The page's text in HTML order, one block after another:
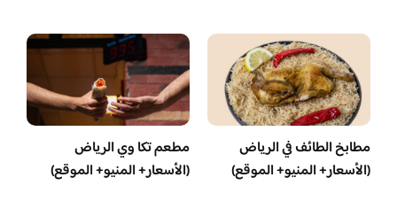
مطابخ الطائف في الرياض
(الأسعار+ المنيو+ الموقع)
مطعم تكا وي الرياض
(الأسعار+ المنيو+ الموقع)